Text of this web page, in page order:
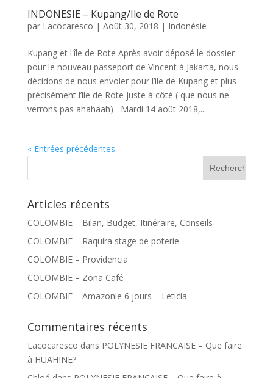
INDONESIE – Kupang/Ile de Rote
par Lacocaresco | Août 30, 2018 | Indonésie
Kupang et l'île de Rote Après avoir déposé le dossier
pour le nouveau passeport de Vincent à Jakarta, nous
décidons de nous envoler pour l’ile de Kupang et plus
précisément l’ile de Rote juste à côté ( que nous ne
verrons pas ahahaah) Mardi 14 août 2018,...
« Entrées précédentes
Articles récents
COLOMBIE – Bilan, Budget, Itinéraire, Conseils
COLOMBIE – Raquira stage de poterie
COLOMBIE – Providencia
COLOMBIE – Zona Café
COLOMBIE – Amazonie 6 jours – Leticia
Commentaires récents
Lacocaresco dans POLYNESIE FRANCAISE – Que faire
à HUAHINE?